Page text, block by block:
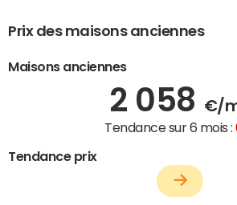
Prix des maisons anciennes
Maisons anciennes
2 058 €/
Tendance sur 6 mois :
Tendance prix